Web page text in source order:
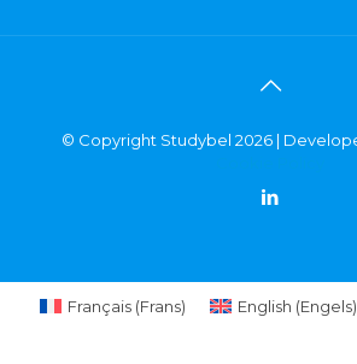
© Copyright Studybel 2026 |
Français(Frans) English (Engels)